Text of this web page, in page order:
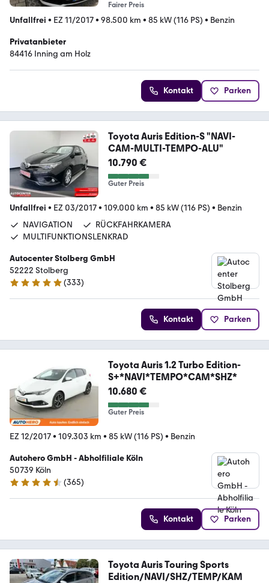
Fairer Preis
Unfallfrei • EZ 11/2017• 98.500 km • 85 kW (116 PS) • Benzin
Privatanbieter
84416 Inning am Holz
Kontakt Parken
Toyota Auris Edition-S "NAVI-
CAM-MULTI-TEMPO-ALU"
10.790 €
Guter Preis
Unfallfrei • EZ 03/2017• 109.000 km • 85 kW (116 PS) • Benzin
NAVIGATION
RÜCKFAHRKAMERA
MULTIFUNKTIONSLENKRAD
Autocenter Stolberg GmbH
52222 Stolberg
4.9 Sterne
(333)
Kontakt Parken
Toyota Auris 1.2 Turbo Edition-
S+*NAVI*TEMPO*CAM*SHZ*
10.680 €
Guter Preis
EZ 12/2017• 109.303 km • 85 kW (116 PS) • Benzin
Autohero GmbH - Abholfiliale Köln
50739 Köln
4.6 Sterne
(365)
Kontakt Parken
Toyota Auris Touring Sports
Edition/NAVI/SHZ/TEMP/KAM